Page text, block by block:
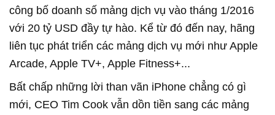
công bố doanh số mảng dịch vụ vào tháng 1/2016
với 20 tỷ USD đầy tự hào. Kể từ đó đến nay, hãng
liên tục phát triển các mảng dịch vụ mới như Apple
Arcade, Apple TV+, Apple Fitness+...
Bất chấp những lời than vãn iPhone chẳng có gì
mới, CEO Tim Cook vẫn dồn tiền sang các mảng